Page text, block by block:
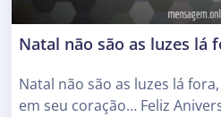
Natal não são as luzes lá
Natal não são as luzes lá
em seu coração… Feliz